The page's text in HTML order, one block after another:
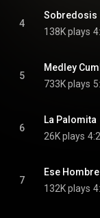
4
Sobredosis
138K plays
5
Medley
733K plays
6
La Palomita
26K plays
7
Ese Hombre
132K plays